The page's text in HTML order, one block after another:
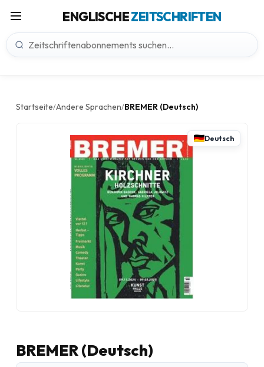
ENGLISCHEZEITSCHRIFTEN
Startseite/Andere Sprachen/BREMER (Deutsch)
Deutsch
BREMER (Deutsch)